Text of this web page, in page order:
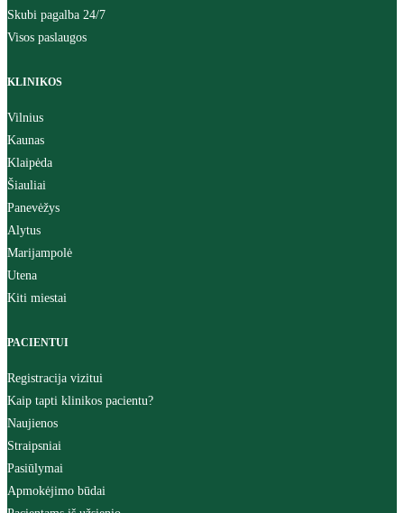
Skubi pagalba 24/7
Visos paslaugos
KLINIKOS
Vilnius
Kaunas
Klaipėda
Šiauliai
Panevėžys
Alytus
Marijampolė
Utena
Kiti miestai
PACIENTUI
Registracija vizitui
Kaip tapti klinikos pacientu?
Naujienos
Straipsniai
Pasiūlymai
Apmokėjimo būdai